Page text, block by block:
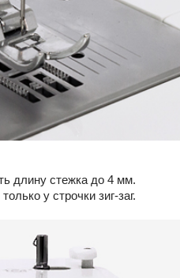
длину стежка до 4 мм.
у строчки зиг-заг.